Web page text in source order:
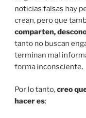
noticias falsas hay
crean, pero que
comparten,
tanto no buscan
terminan mal
forma inconsciente.
Por lo tanto,creo
hacer es: